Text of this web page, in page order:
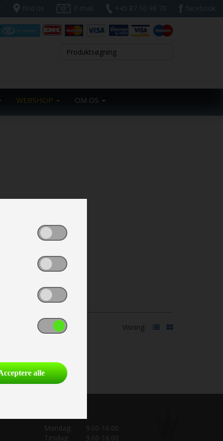
find os E-mail +45 87 10 98 70 facebook
WEBSHOP OM OS
Visning:
Mandag:
9.00-16.00
Tirsdag:
9.00-16.00
alle